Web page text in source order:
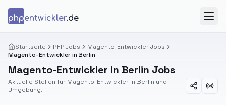
phpentwickler.de
Startseite PHP Jobs
Magento-Entwickler Jobs
Magento-Entwickler in Berlin
Magento-Entwickler in Berlin Jobs
Aktuelle Stellen für Magento-Entwickler in Berlin und
Umgebung.